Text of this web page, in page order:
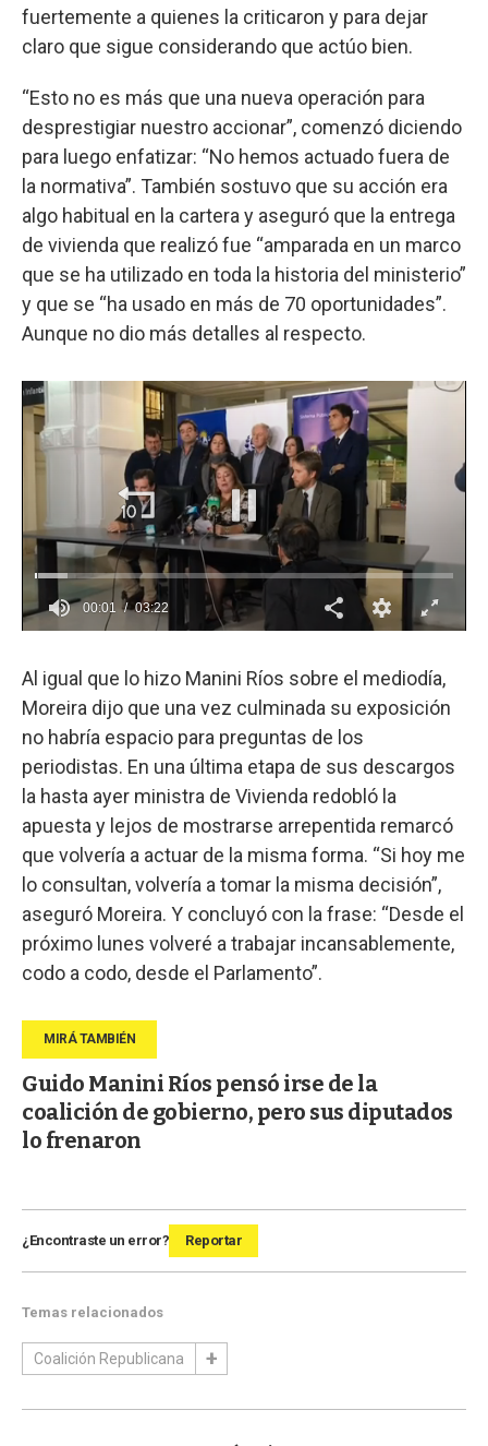
fuertemente a quienes la criticaron y para dejar
claro que sigue considerando que actúo bien.
“Esto no es más que una nueva operación para
desprestigiar nuestro accionar”, comenzó diciendo
para luego enfatizar: “No hemos actuado fuera de
la normativa”. También sostuvo que su acción era
algo habitual en la cartera y aseguró que la entrega
de vivienda que realizó fue “amparada en un marco
que se ha utilizado en toda la historia del ministerio”
y que se “ha usado en más de 70 oportunidades”.
Aunque no dio más detalles al respecto.
Al igual que lo hizo Manini Ríos sobre el mediodía,
Moreira dijo que una vez culminada su exposición
no habría espacio para preguntas de los
periodistas. En una última etapa de sus descargos
la hasta ayer ministra de Vivienda redobló la
apuesta y lejos de mostrarse arrepentida remarcó
que volvería a actuar de la misma forma. “Si hoy me
lo consultan, volvería a tomar la misma decisión”,
aseguró Moreira. Y concluyó con la frase: “Desde el
próximo lunes volveré a trabajar incansablemente,
codo a codo, desde el Parlamento”.
Guido Manini Ríos pensó irse de la
coalición de gobierno, pero sus diputados
lo frenaron
¿Encontraste un error? Reportar
Temas relacionados
Coalición Republicana